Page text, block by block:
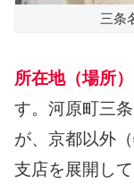
三条
所在地（場所）
す。河原町三
が、京都以外
支店を展開し